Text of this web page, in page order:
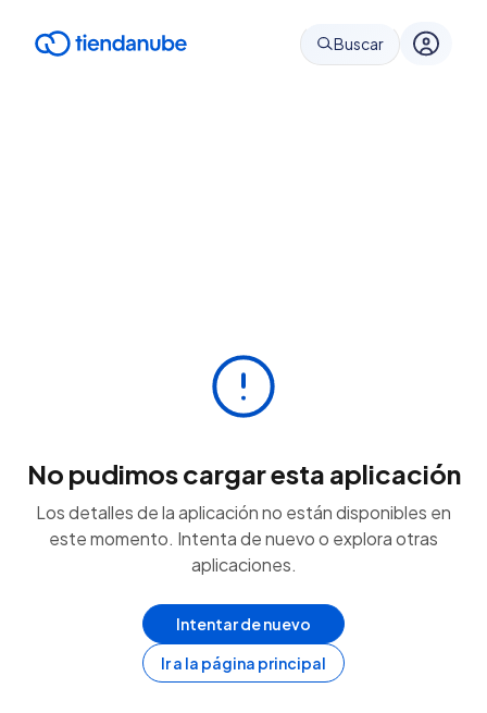
Buscar
No pudimos cargar esta aplicación
Los detalles de la aplicación no están disponibles en
este momento. Intenta de nuevo o explora otras
aplicaciones.
Intentar de nuevo
Ir a la página principal